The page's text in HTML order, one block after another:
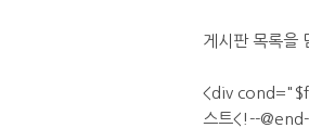
게시판 목록을
<div
스트<!--